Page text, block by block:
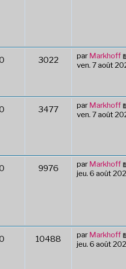
3022 par Markhoff
ven. 7 août
3477 par Markhoff
ven. 7 août
9976 par Markhoff
jeu. 6 août
10488 par Markhoff
jeu. 6 août